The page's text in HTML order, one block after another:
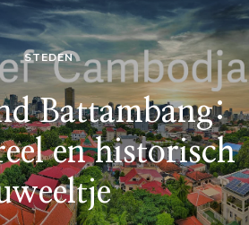
STEDEN
Battambang:
en historisch